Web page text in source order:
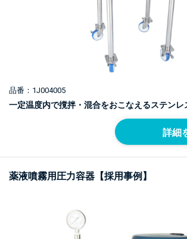
品番：1J004005
一定温度内で撹拌・混合をおこなえるステンレ
詳細
薬液噴霧用圧力容器【採用事例】